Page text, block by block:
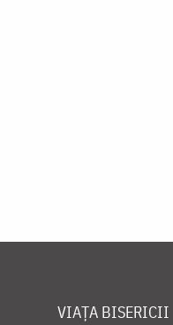
VIAȚA BISERICII